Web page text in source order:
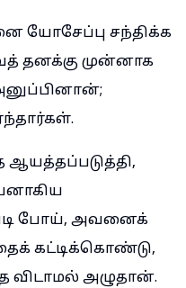
யோசேப்பு சந்திக்க
தனக்கு முன்னாக
போய், அவனைக்
கட்டிக்கொண்டு,
விடாமல் அழுதான்.